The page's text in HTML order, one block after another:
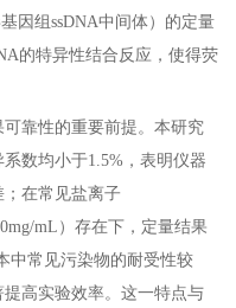
因组ssDNA中间体）的定量
的特异性结合反应，使得荧
靠性的重要前提。本研究
数均小于1.5%，表明仪器
在常见盐离子
mL）存在下，定量结果
中常见污染物的耐受性较
高实验效率。这一特点与